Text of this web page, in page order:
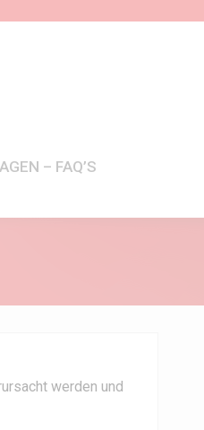
– FAQ’S
werden und